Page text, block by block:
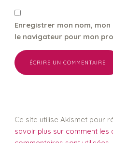
Enregistrer mon nom,
le navigateur pour mon
Ce site utilise Akismet pour
savoir plus sur comment les